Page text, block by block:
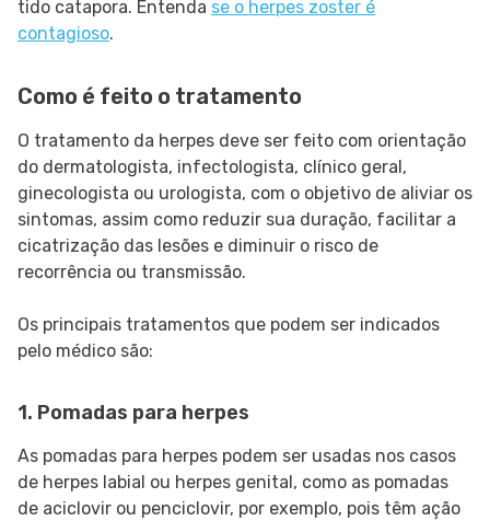
tido catapora. Entenda se o herpes zoster é
contagioso.
Como é feito o tratamento
O tratamento da herpes deve ser feito com orientação
do dermatologista, infectologista, clínico geral,
ginecologista ou urologista, com o objetivo de aliviar os
sintomas, assim como reduzir sua duração, facilitar a
cicatrização das lesões e diminuir o risco de
recorrência ou transmissão.
Os principais tratamentos que podem ser indicados
pelo médico são:
1. Pomadas para herpes
As pomadas para herpes podem ser usadas nos casos
de herpes labial ou herpes genital, como as pomadas
de aciclovir ou penciclovir, por exemplo, pois têm ação